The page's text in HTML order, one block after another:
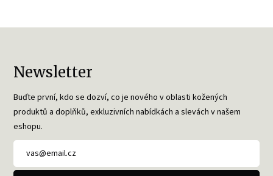
Newsletter
Buďte první, kdo se dozví, co je nového v oblasti kožených
produktů a doplňků, exkluzivních nabídkách a slevách v našem
eshopu.